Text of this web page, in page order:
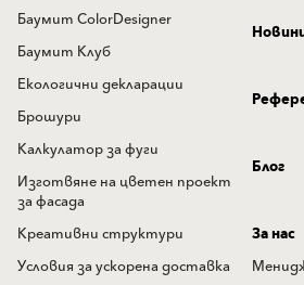
Баумит ColorDesigner
Баумит Клуб
Екологични декларации
Брошури
Калкулатор за фуги
Изготвяне на цветен проект
за фасада
Креативни структури
Условия за ускорена доставка
Блог
За нас